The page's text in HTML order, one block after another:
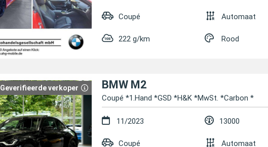
Coupé Automaat
222 g/km Rood
Geverifieerde verkoper BMW M2
Coupé *1.Hand *GSD *H&K *MwSt. *Carbon *
11/2023 13000
Coupé Automaat